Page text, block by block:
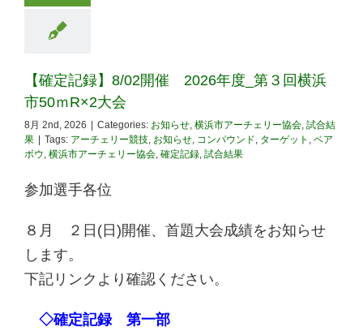
【確定記録】8/02開催 2026年度_第３回横浜
市50ｍR×2大会
8月 2nd, 2026 Categories: お知らせ, 横浜市アーチェリー協会, 試合結
果
Tags: アーチェリー競技, お知らせ, コンパウンド, ターゲット , ベア
ボウ, 横浜市アーチェリー協会, 確定記録, 試合結果
参加選手各位
８月 ２日(日)開催、首題大会成績をお知らせ
します。
下記リンクより確認ください。
◇確定記録 第一部